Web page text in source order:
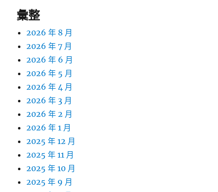
彙整
2026 年 8 月
2026 年 7 月
2026 年 6 月
2026 年 5 月
2026 年 4 月
2026 年 3 月
2026 年 2 月
2026 年 1 月
2025 年 12 月
2025 年 11 月
2025 年 10 月
2025 年 9 月